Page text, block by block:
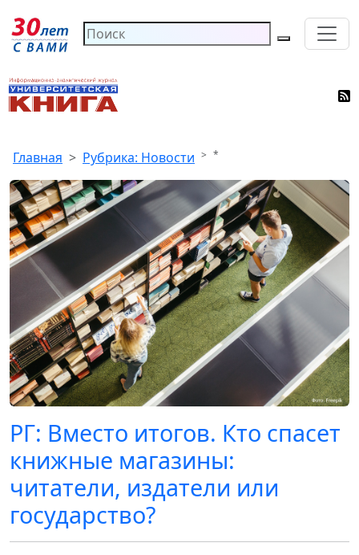
Главная Рубрика: Новости *
РГ: Вместо итогов. Кто спасет
книжные магазины:
читатели, издатели или
государство?